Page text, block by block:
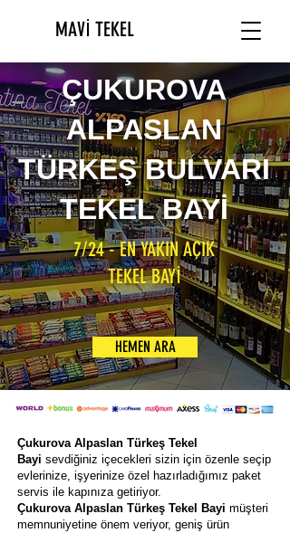
MAVİ TEKEL
ÇUKUROVA
ALPASLAN
TÜRKEŞ BULVARI
TEKEL BAYİ
7/24 - EN YAKIN AÇIK
TEKEL BAYİ
HEMEN ARA
Çukurova Alpaslan Türkeş Tekel
Bayi sevdiğiniz içecekleri sizin için özenle seçip
evlerinize, işyerinize özel hazırladığımız paket
servis ile kapınıza getiriyor.
Çukurova Alpaslan Türkeş Tekel Bayi müşteri
memnuniyetine önem veriyor, geniş ürün